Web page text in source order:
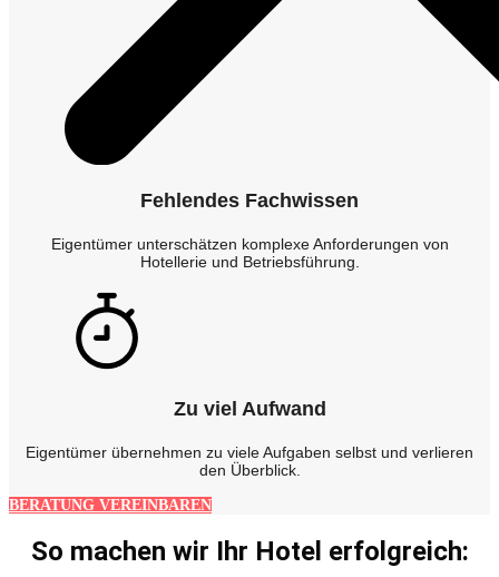
Fehlendes Fachwissen
Eigentümer unterschätzen komplexe Anforderungen von
Hotellerie und Betriebsführung.
Zu viel Aufwand
Eigentümer übernehmen zu viele Aufgaben selbst und verlieren
den Überblick.
BERATUNG VEREINBAREN
So machen wir Ihr Hotel erfolgreich: